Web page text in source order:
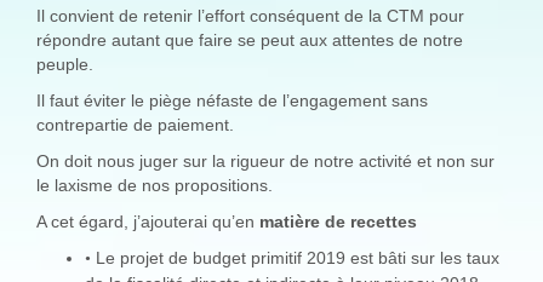
Il convient de retenir l’effort conséquent de la CTM pour
répondre autant que faire se peut aux attentes de notre
peuple.
Il faut éviter le piège néfaste de l’engagement sans
contrepartie de paiement.
On doit nous juger sur la rigueur de notre activité et non sur
le laxisme de nos propositions.
A cet égard, j’ajouterai qu’en matière de recettes
• Le projet de budget primitif 2019 est bâti sur les taux